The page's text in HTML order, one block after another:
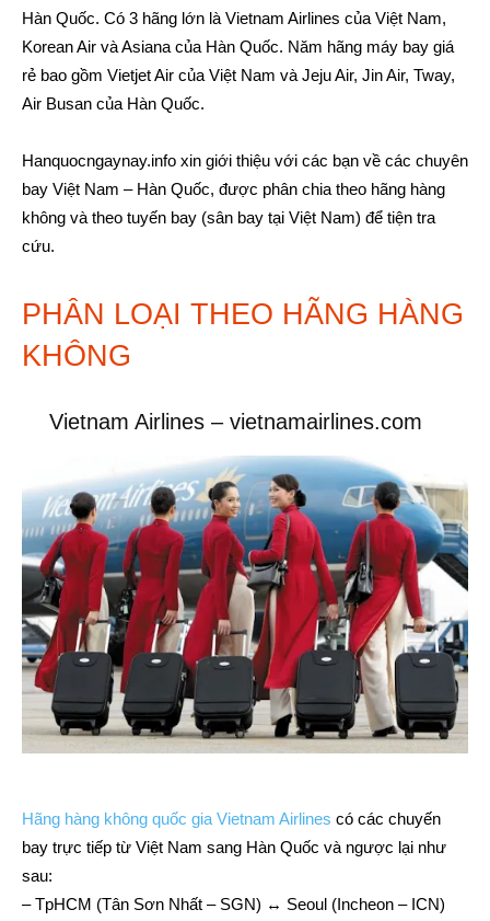
Hàn Quốc. Có 3 hãng lớn là Vietnam Airlines của Việt Nam,
Korean Air và Asiana của Hàn Quốc. Năm hãng máy bay giá
rẻ bao gồm Vietjet Air của Việt Nam và Jeju Air, Jin Air, Tway,
Air Busan của Hàn Quốc.
Hanquocngaynay.info xin giới thiệu với các bạn về các chuyên
bay Việt Nam – Hàn Quốc, được phân chia theo hãng hàng
không và theo tuyến bay (sân bay tại Việt Nam) để tiện tra
cứu.
PHÂN LOẠI THEO HÃNG HÀNG
KHÔNG
Vietnam Airlines – vietnamairlines.com
Hãng hàng không quốc gia Vietnam Airlines có các chuyến
bay trực tiếp từ Việt Nam sang Hàn Quốc và ngược lại như
sau:
– TpHCM (Tân Sơn Nhất – SGN) ↔ Seoul (Incheon – ICN)